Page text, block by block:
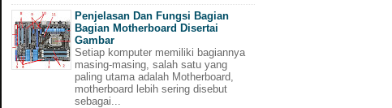
Penjelasan Dan Fungsi Bagian
Bagian Motherboard Disertai
Gambar
Setiap komputer memiliki bagiannya
masing-masing, salah satu yang
paling utama adalah Motherboard,
motherboard lebih sering disebut
sebagai...